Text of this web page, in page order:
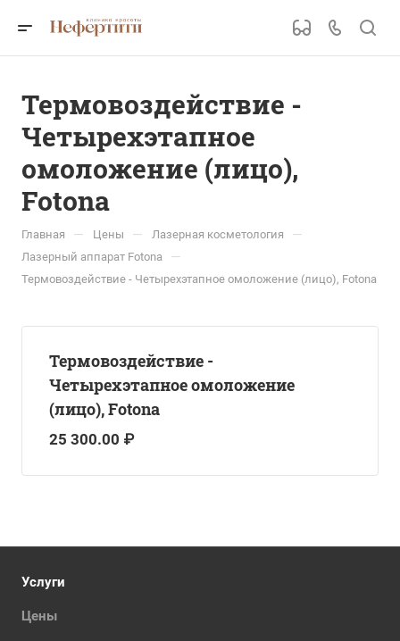
Термовоздействие -
Четырехэтапное
омоложение (лицо),
Fotona
Главная — Цены — Лазерная косметология —
Лазерный аппарат Fotona —
Термовоздействие - Четырехэтапное омоложение (лицо), Fotona
Термовоздействие -
Четырехэтапное омоложение
(лицо), Fotona
25 300.00 ₽
Услуги
Цены